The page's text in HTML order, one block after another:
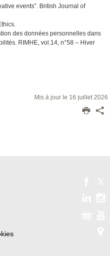
events”. British Journal of
des données personnelles dans
RIMHE, vol.14, n°58 – Hiver
Mis à jour le 16 juillet 2026